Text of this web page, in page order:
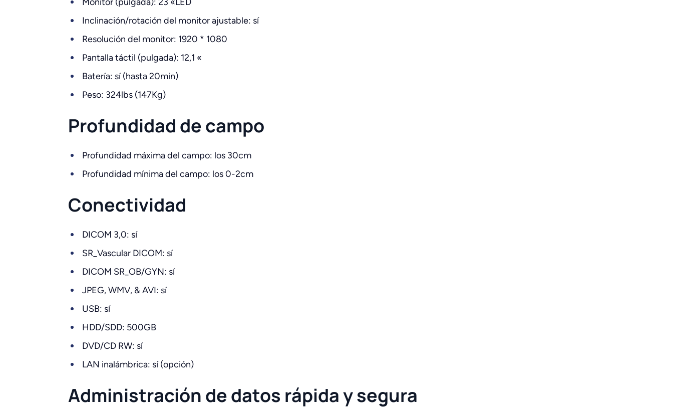
Inclinación/rotación del monitor ajustable: sí
Resolución del monitor: 1920 * 1080
Pantalla táctil (pulgada): 12,1 «
Batería: sí (hasta 20min)
Peso: 324lbs (147Kg)
Profundidad de campo
Profundidad máxima del campo: los 30cm
Profundidad mínima del campo: los 0-2cm
Conectividad
DICOM 3,0: sí
SR_Vascular DICOM: sí
DICOM SR_OB/GYN: sí
JPEG, WMV, & AVI: sí
USB: sí
HDD/SDD: 500GB
DVD/CD RW: sí
LAN inalámbrica: sí (opción)
Administración de datos rápida y segura